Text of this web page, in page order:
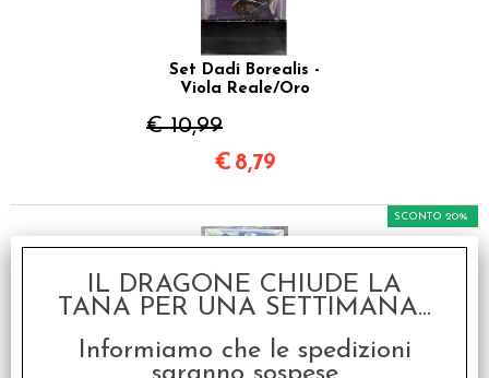
Set Dadi Borealis -
Viola Reale/Oro
€ 10,99
€ 8,79
SCONTO 20%
IL DRAGONE CHIUDE LA
TANA PER UNA SETTIMANA...
Informiamo che le spedizioni